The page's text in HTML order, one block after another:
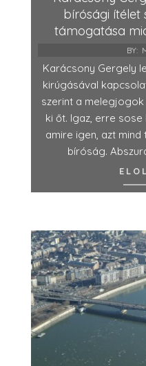
bírósági ítélet
támogatása
BY:
Karácsony Gergely
kirúgásával
szerint a
ki őt. Igaz, erre
amire igen, azt
bíróság.